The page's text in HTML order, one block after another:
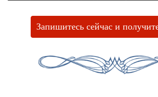
Запишитесь сейчас и